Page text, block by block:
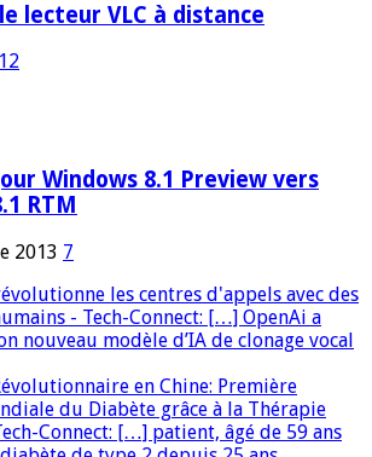
lecteur VLC à distance
12
Windows 8.1 Preview vers
RTM
2013 7
les centres d'appels avec des
- Tech-Connect: […] OpenAi a
nouveau modèle d’IA de clonage vocal
en Chine: Première
du Diabète grâce à la Thérapie
Connect: […] patient, âgé de 59 ans